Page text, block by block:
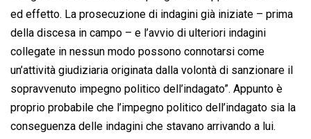
ed effetto. La prosecuzione di indagini già iniziate – prima
della discesa in campo – e l’avvio di ulteriori indagini
collegate in nessun modo possono connotarsi come
un’attività giudiziaria originata dalla volontà di sanzionare il
sopravvenuto impegno politico dell’indagato”. Appunto è
proprio probabile che l’impegno politico dell’indagato sia la
conseguenza delle indagini che stavano arrivando a lui.